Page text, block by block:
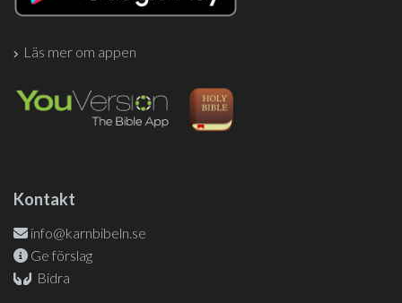
Läs mer om appen
Kontakt
info@karnbibeln.se
Ge förslag
Bidra